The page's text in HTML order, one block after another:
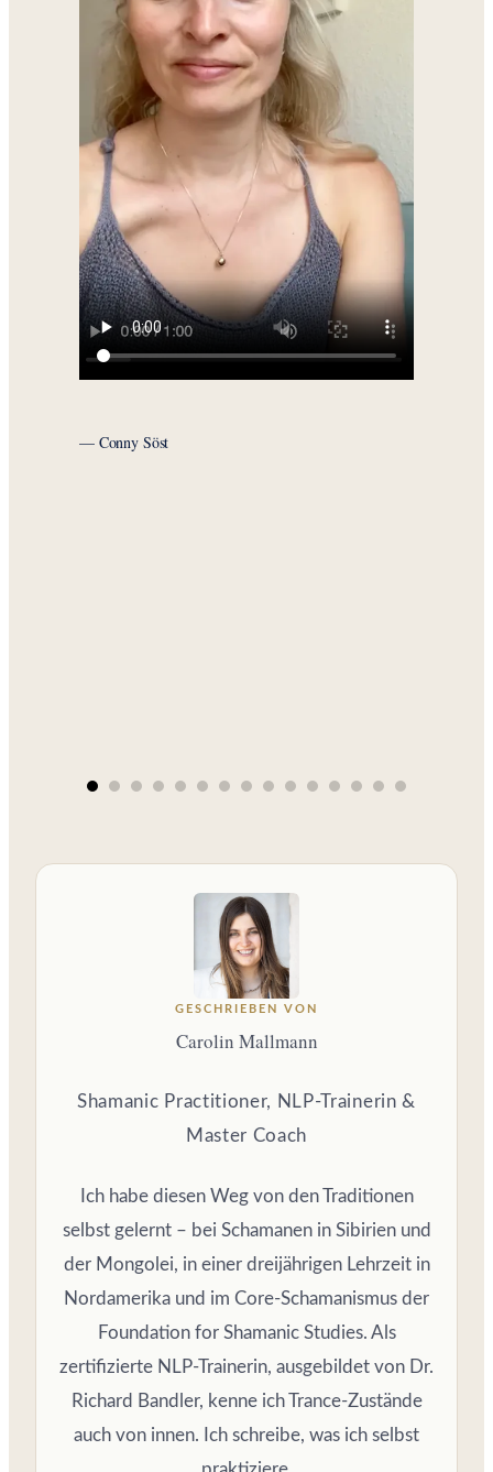
— Conny Söst
GESCHRIEBEN VON
Carolin Mallmann
Shamanic Practitioner, NLP-Trainerin &
Master Coach
Ich habe diesen Weg von den Traditionen
selbst gelernt – bei Schamanen in Sibirien und
der Mongolei, in einer dreijährigen Lehrzeit in
Nordamerika und im Core-Schamanismus der
Foundation for Shamanic Studies. Als
zertifizierte NLP-Trainerin, ausgebildet von Dr.
Richard Bandler, kenne ich Trance-Zustände
auch von innen. Ich schreibe, was ich selbst